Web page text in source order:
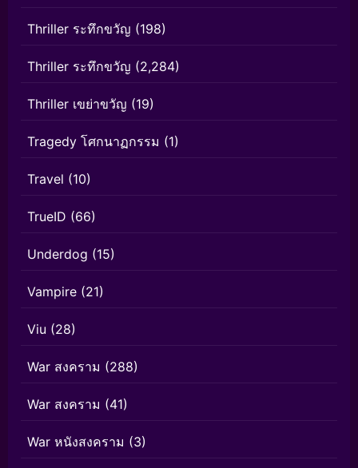
Thriller ระทึกขวัญ (198)
Thriller ระทึกขวัญ (2,284)
Thriller เขย่าขวัญ (19)
Tragedy โศกนาฏกรรม (1)
Travel (10)
TrueID (66)
Underdog (15)
Vampire (21)
Viu (28)
War สงคราม (288)
War สงคราม (41)
War หนังสงคราม (3)